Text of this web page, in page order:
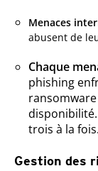
Menaces
abusent de
Chaque
phishing
trois à la fois.
Gestion des